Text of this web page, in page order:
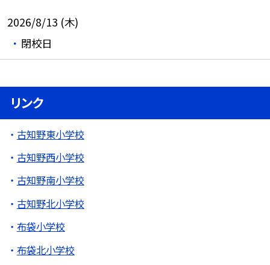
2026/8/13 (木)
閉校日
リンク
古知野東小学校
古知野西小学校
古知野南小学校
古知野北小学校
布袋小学校
布袋北小学校